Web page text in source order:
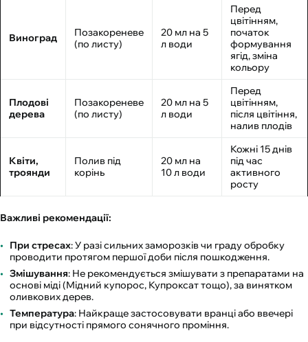
Виноград
Позакореневе
(по листу)
20 мл на 5
л води
Перед
цвітінням,
початок
формування
ягід, зміна
кольору
Плодові
дерева
Позакореневе
(по листу)
20 мл на 5
л води
Перед
цвітінням,
після цвітіння,
налив плодів
Квіти,
троянди
Полив під
корінь
20 мл на
10 л води
Кожні 15 днів
під час
активного
росту
Важливі рекомендації:
При стресах: У разі сильних заморозків чи граду обробку
проводити протягом першої доби після пошкодження.
Змішування: Не рекомендується змішувати з препаратами на
основі міді (Мідний купорос, Купроксат тощо), за винятком
оливкових дерев.
Температура: Найкраще застосовувати вранці або ввечері
при відсутності прямого сонячного проміння.